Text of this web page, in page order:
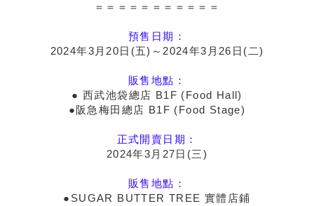
＝＝＝＝＝＝＝＝＝＝＝
預售日期：
2024年3月20日(五)～2024年3月26日(二)
販售地點：
● 西武池袋總店 B1F (Food Hall)
●阪急梅田總店 B1F (Food Stage)
正式開賣日期：
2024年3月27日(三)
販售地點：
●SUGAR BUTTER TREE 實體店鋪